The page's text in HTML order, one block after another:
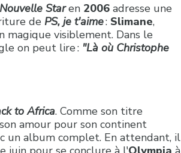
Staren 2006 adresse une
de PS, je t'aime: Slimane,
magique visiblement. Dans le
on peut lire : "Là où Christophe
to Africa. Comme son titre
amour pour son continent
un album complet. En attendant, il